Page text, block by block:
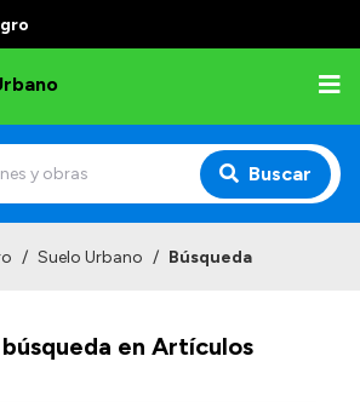
Buscar
/ Suelo Urbano / Búsqueda
en Artículos